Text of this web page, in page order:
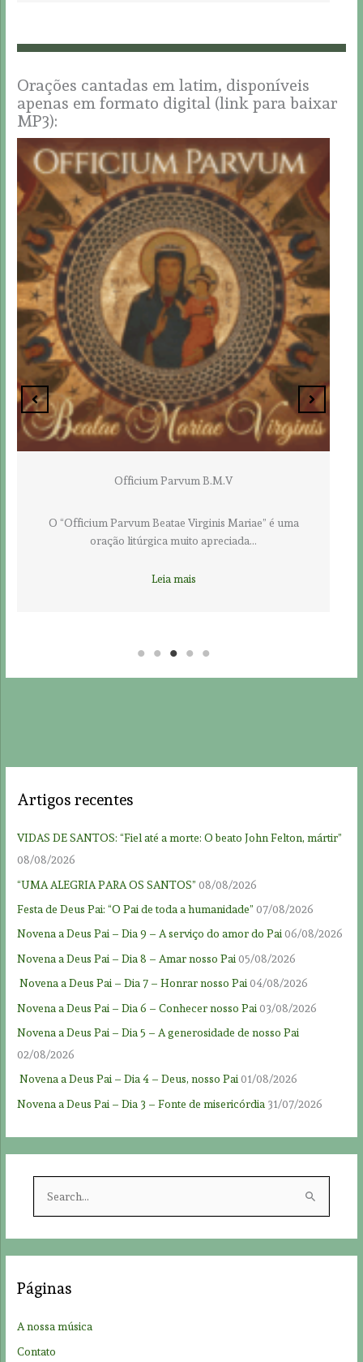
Orações cantadas em latim, disponíveis
apenas em formato digital (link para baixar
MP3):
é uma
Officium Angelorum
Esta oração é uma homenagem aos santos
o pedido de…
Artigos recentes
VIDAS DE SANTOS: “Fiel até a morte: O beato John Felton, mártir”
08/08/2026
“UMA ALEGRIA PARA OS SANTOS” 08/08/2026
Festa de Deus Pai: “O Pai de toda a humanidade” 07/08/2026
Novena a Deus Pai – Dia 9 – A serviço do amor do Pai06/08/2026
Novena a Deus Pai – Dia 8 – Amar nosso Pai 05/08/2026
Novena a Deus Pai – Dia 7 – Honrar nosso Pai 04/08/2026
Novena a Deus Pai – Dia 6 – Conhecer nosso Pai 03/08/2026
Novena a Deus Pai – Dia 5 – A generosidade de nosso Pai
02/08/2026
Novena a Deus Pai – Dia 4 – Deus, nosso Pai01/08/2026
Novena a Deus Pai – Dia 3 – Fonte de misericórdia 31/07/2026
h
Páginas
A nossa música
Contato